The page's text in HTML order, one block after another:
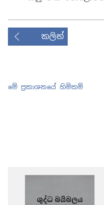
කලින්
මේ ප්‍රකාශනයේ හිමිකම්